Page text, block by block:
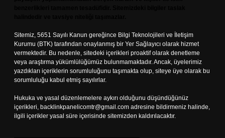
Sitemiz, 5651 Sayılı Kanun gereğince Bilgi Teknolojileri ve İletişim
Kurumu (BTK) tarafından onaylanmış bir Yer Sağlayıcı olarak hizmet
vermektedir. Bu nedenle, sitedeki içerikleri proaktif olarak denetleme
veya araştırma yükümlülüğümüz bulunmamaktadır. Ancak, üyelerimiz
yazdıkları içeriklerin sorumluluğunu taşımakta olup, siteye üye olarak bu
sorumluluğu kabul etmiş sayılırlar.
Hukuka ve yasal düzenlemelere aykırı olduğunu düşündüğünüz
içerikleri, backlinkpanelicomtr@gmail.com adresine bildirmeniz halinde,
ilgili içerikler yasal süre içerisinde sitemizden kaldırılacaktır.